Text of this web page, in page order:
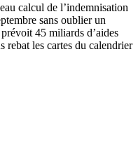
calcul de l’indemnisation
sans oublier un
45 miliards d’aides
rebat les cartes du calendrier